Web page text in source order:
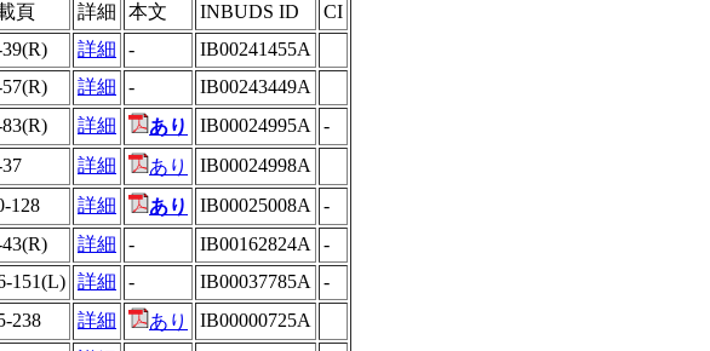
頁 詳細 本文 INBUDS ID
CI
詳細 -
IB00241455A
詳細 -
IB00243449A
詳細 あり IB00024995A
-
詳細 あり
IB00024998A
128 詳細 あり IB00025008A
-
詳細 - IB00162824A
-
151(L) 詳細 - IB00037785A
-
238 詳細 あり
IB00000725A